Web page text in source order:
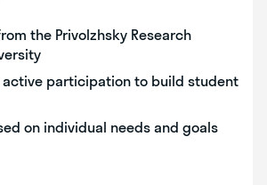
the Privolzhsky Research
active participation to build student
on individual needs and goals